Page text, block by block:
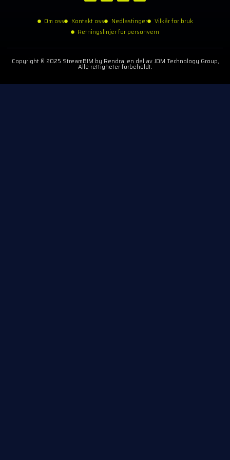
Om oss Kontakt oss Nedlastinger
Vilkår for bruk
Retningslinjer for personvern
Copyright © 2025 StreamBIM by Rendra, en del av JDM Technology Group,
Alle rettigheter forbeholdt.